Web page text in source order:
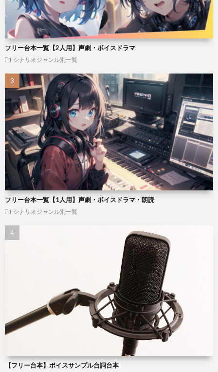
フリー台本一覧【2人用】声劇・ボイスドラマ
シナリオジャンル別一覧
フリー台本一覧【1人用】声劇・ボイスドラマ・朗読
シナリオジャンル別一覧
【フリー台本】ボイスサンプル台詞台本